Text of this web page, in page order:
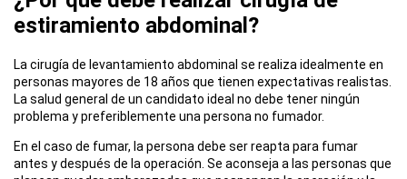
estiramiento abdominal?
La cirugía de levantamiento abdominal se realiza idealmente en
personas mayores de 18 años que tienen expectativas realistas.
La salud general de un candidato ideal no debe tener ningún
problema y preferiblemente una persona no fumador.
En el caso de fumar, la persona debe ser reapta para fumar
antes y después de la operación. Se aconseja a las personas que